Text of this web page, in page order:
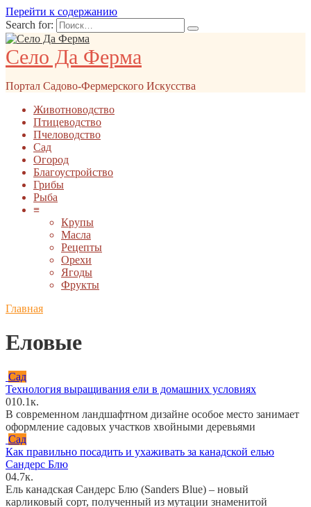
Перейти к содержанию
Search for:
Село Да Ферма
Портал Садово-Фермерского Искусства
Животноводство
Птицеводство
Пчеловодство
Сад
Огород
Благоустройство
Грибы
Рыба
≡
Крупы
Масла
Рецепты
Орехи
Ягоды
Фрукты
Главная
Еловые
Сад
Технология выращивания ели в домашних условиях
010.1к.
В современном ландшафтном дизайне особое место занимает
оформление садовых участков хвойными деревьями
Сад
Как правильно посадить и ухаживать за канадской елью
Сандерс Блю
04.7к.
Ель канадская Сандерс Блю (Sanders Blue) – новый
карликовый сорт, полученный из мутации знаменитой